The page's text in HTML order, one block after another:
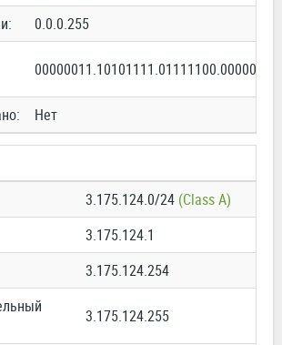
0.0.0.255
00000011.10101111.01111100.00000000
Нет
3.175.124.0/24 (Class A)
3.175.124.1
3.175.124.254
3.175.124.255